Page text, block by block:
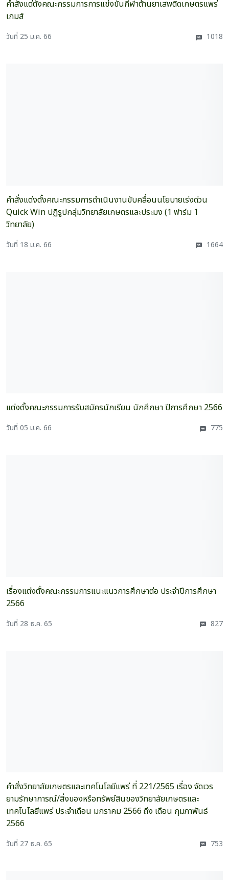
คำสั่งแต่ตั้งคณะกรรมการการแข่งขันกีฬาต้านยาเสพติดเกษตรแพร่
เกมส์
วันที่ 25 ม.ค. 66 1018
คำสั่งแต่งตั้งคณะกรรมการดำเนินงานขับคลื่อนนโยบายเร่งด่วน
Quick Win ปฏิรูปกลุ่มวิทยาลัยเกษตรและประมง (1 ฟาร์ม 1
วิทยาลัย)
วันที่ 18 ม.ค. 66 1664
แต่งตั้งคณะกรรมการรับสมัครนักเรียน นักศึกษา ปีการศึกษา 2566
วันที่ 05 ม.ค. 66 775
เรื่องแต่งตั้งคณะกรรมการแนะแนวการศึกษาต่อ ประจำปีการศึกษา
2566
วันที่ 28 ธ.ค. 65 827
คำสั่งวิทยาลัยเกษตรและเทคโนโลยีแพร่ ที่ 221/2565 เรื่อง จัดเวร
ยามรักษาการณ์/สิ่งของหรือทรัพย์สินของวิทยาลัยเกษตรและ
เทคโนโลยีแพร่ ประจำเดือน มกราคม 2566 ถึง เดือน กุมภาพันธ์
2566
วันที่ 27 ธ.ค. 65 753